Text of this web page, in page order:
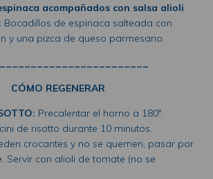
acompañados con salsa alioli
Bocadillos de espinaca salteada con
y una pizca de queso parmesano.
CÓMO REGENERAR
Precalentar el horno a 180º.
de risotto durante 10 minutos.
crocantes y no se quemen, pasar por
Servir con alioli de tomate (no se